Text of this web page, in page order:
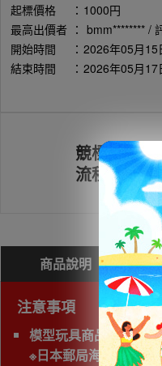
起標價格
： 1000円
最高出價者 ： bmm******** /
開始時間
： 2026年05月15
結束時間
： 2026年05月17
競標
流程
商品說明
注意事項
模型玩具商品無法使
※日本郵局海運直送抵